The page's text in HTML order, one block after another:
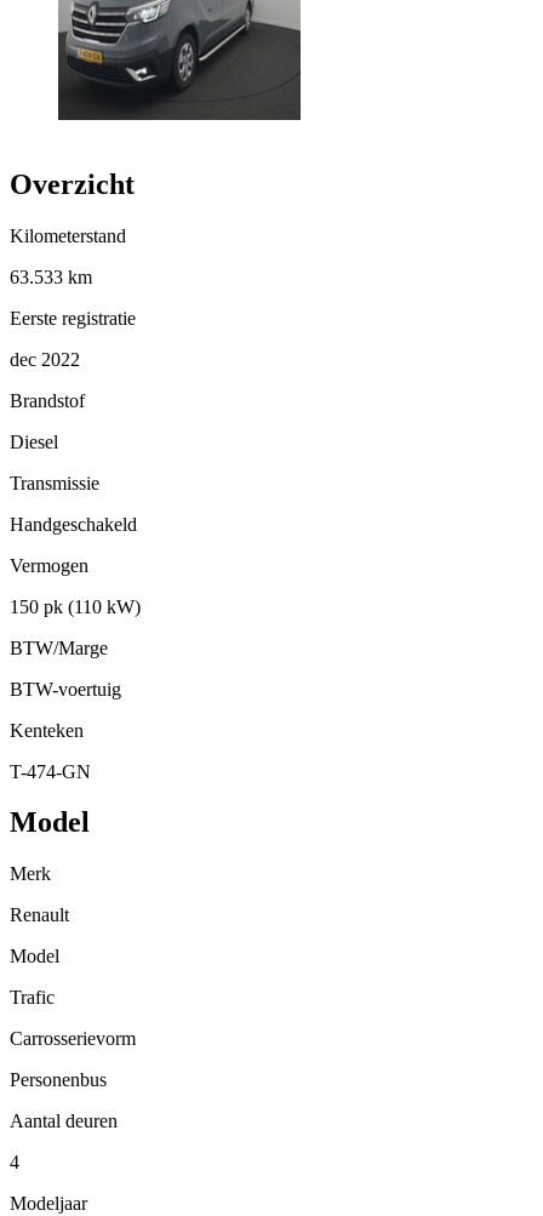
Overzicht
Kilometerstand
63.533 km
Eerste registratie
dec 2022
Brandstof
Diesel
Transmissie
Handgeschakeld
Vermogen
150 pk (110 kW)
BTW/Marge
BTW-voertuig
Kenteken
T-474-GN
Model
Merk
Renault
Model
Trafic
Carrosserievorm
Personenbus
Aantal deuren
4
Modeljaar